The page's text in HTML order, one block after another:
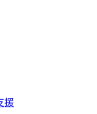
援